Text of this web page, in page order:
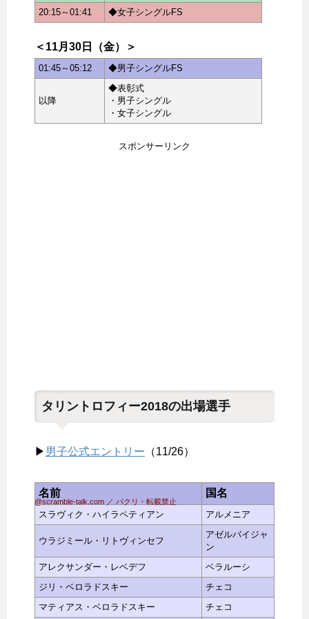
20:15～01:41 ◆女子シングルFS
＜11月30日（金）＞
01:45～05:12 ◆男子シングルFS
以降
◆表彰式
・男子シングル
・女子シングル
スポンサーリンク
タリントロフィー2018の出場選手
▶ 男子公式エントリー （11/26）
@scramble-talk.com ／ パクリ・転載禁止
名前 国名
スラヴィク・ハイラペティアン アルメニア
ウラジミール・リトヴィンセフ
アゼルバイジャ
ン
アレクサンダー・レベデフ
ベラルーシ
ジリ・ベロラドスキー
チェコ
マティアス・ベロラドスキー
チェコ